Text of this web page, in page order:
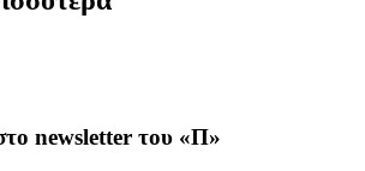
newsletter του «Π»